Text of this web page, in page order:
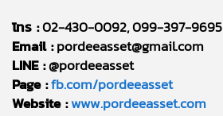
โทร :02-430-0092, 099-397-9695
Email :pordeeasset@gmail.com
LINE :@pordeeasset
Page :fb.com/pordeeasset
Website :www.pordeeasset.com